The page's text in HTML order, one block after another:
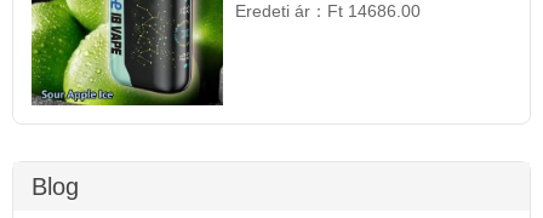
Eredeti ár： Ft 14686.00
Blog